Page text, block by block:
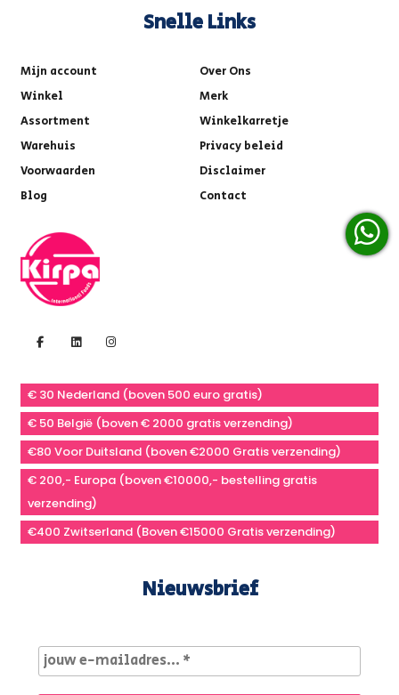
Snelle Links
Mijn account
Over Ons
Winkel
Merk
Assortment
Winkelkarretje
Warehuis
Privacy beleid
Voorwaarden
Disclaimer
Blog
Contact
€ 30 Nederland (boven 500 euro gratis)
€ 50 België (boven € 2000 gratis verzending)
€80 Voor Duitsland (boven €2000 Gratis verzending)
€ 200,- Europa (boven €10000,- bestelling gratis
verzending)
€400 Zwitserland (Boven €15000 Gratis verzending)
Nieuwsbrief